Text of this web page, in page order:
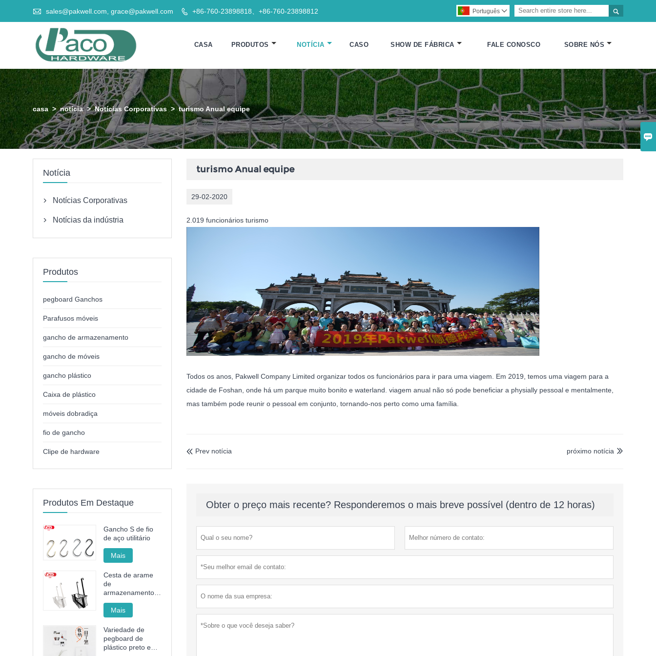

 sales@pakwell.com, grace@pakwell.com  +86-760-23898818、+86-760-23898812 
Português 
CASA PRODUTOS NOTÍCIA CASO SHOW DE FÁBRICA FALE CONOSCO SOBRE NÓS
casa > notícia > Notícias Corporativas > turismo Anual equipe
turismo Anual equipe
29-02-2020
2.019 funcionários turismo
Todos os anos, Pakwell Company Limited organizar todos os funcionários para ir para uma viagem. Em 2019, temos uma viagem para a
cidade de Foshan, onde há um parque muito bonito e waterland. viagem anual não só pode beneficiar a physially pessoal e mentalmente,
mas também pode reunir o pessoal em conjunto, tornando-nos perto como uma família.
 Prev notícia 
próximo notícia
Obter o preço mais recente? Responderemos o mais breve possível (dentro de 12 horas)
Notícia
 Notícias Corporativas
 Notícias da indústria
Produtos
pegboard Ganchos
Parafusos móveis
gancho de armazenamento
gancho de móveis
gancho plástico
Caixa de plástico
móveis dobradiça
fio de gancho
Clipe de hardware
Produtos Em Destaque
Gancho S de fio
de aço utilitário
Mais
Cesta de arame
de
armazenamento
de aço sem
perfurações
Mais
Variedade de
pegboard de
plástico preto e